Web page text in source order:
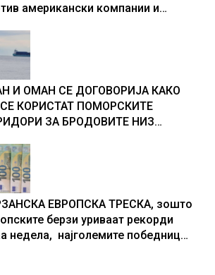
американски компании и
И ОМАН СЕ ДОГОВОРИЈА КАКО
КОРИСТАТ ПОМОРСКИТЕ
ЗА БРОДОВИТЕ НИЗ
ЕВРОПСКА ТРЕСКА, зошто
берзи уриваат рекорди
недела, најголемите победници